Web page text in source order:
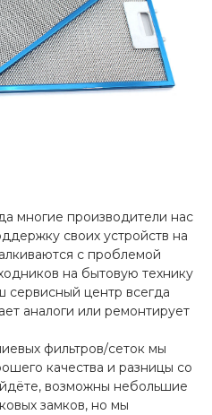
многие производители нас
своих устройств на
с проблемой
на бытовую технику
сервисный центр всегда
аналоги или ремонтирует
фильтров/сеток мы
качества и разницы со
возможны небольшие
замков, но мы